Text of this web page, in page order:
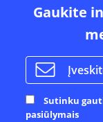
Gaukite
Sutinku
pasiūlymais